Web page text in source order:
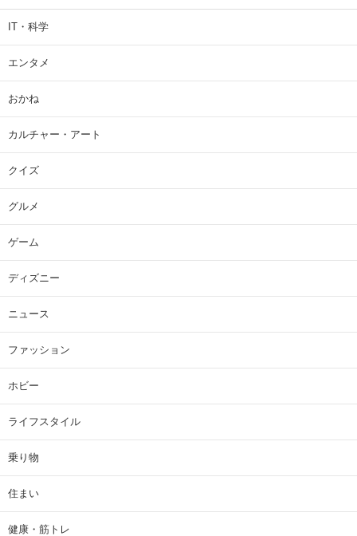
IT・科学
エンタメ
おかね
カルチャー・アート
クイズ
グルメ
ゲーム
ディズニー
ニュース
ファッション
ホビー
ライフスタイル
乗り物
住まい
健康・筋トレ